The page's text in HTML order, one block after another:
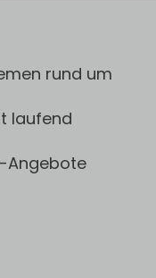
rund um
laufend
Angebote